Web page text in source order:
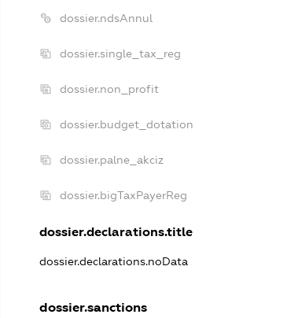
dossier.ndsAnnul
dossier.single_tax_reg
dossier.non_profit
dossier.budget_dotation
dossier.palne_akciz
dossier.bigTaxPayerReg
dossier.declarations.title
dossier.declarations.noData
dossier.sanctions